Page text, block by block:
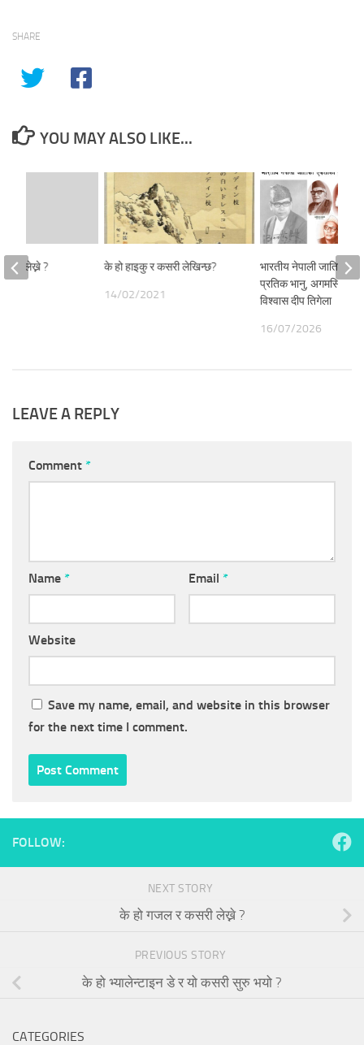
SHARE
YOU MAY ALSO LIKE...
के हो हाइकु र कसरी लेखिन्छ?
14/02/2021
भारतीय नेपाली जातिको
प्रतिक भानु, अगमसिं की
विश्वास दीप तिगेला
16/07/2026
लेख्ने ?
LEAVE A REPLY
Comment *
Name * Email *
Website
Save my name, email, and website in this browser
for the next time I comment.
FOLLOW:
NEXT STORY
के हो गजल र कसरी लेख्ने ?
PREVIOUS STORY
के हो भ्यालेन्टाइन डे र यो कसरी सुरु भयो ?
CATEGORIES